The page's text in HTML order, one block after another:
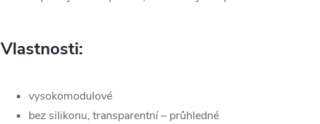
Vlastnosti:
vysokomodulové
bez silikonu, transparentní – průhledné